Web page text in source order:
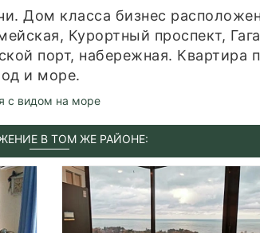
Дом класса бизнес
Курортный проспект,
порт, набережная. Квартира
и море.
с видом на море
В ТОМ ЖЕ РАЙОНЕ: